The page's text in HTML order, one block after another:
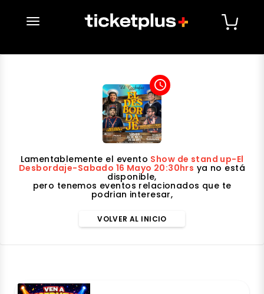
desplegar navegación
access_time
Lamentablemente el evento Show de stand up-El
Desbordaje-Sabado 16 Mayo 20:30hrs ya no está
disponible,
pero tenemos eventos relacionados que te
podrian interesar,
VOLVER AL INICIO